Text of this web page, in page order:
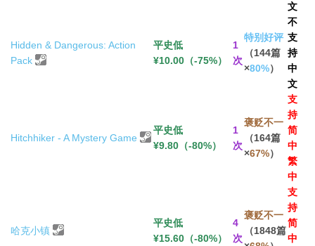
文
Hidden & Dangerous: Action
Pack
平史低
¥10.00（-75%）
1
次
特别好评
（144篇
×80%）
不
支
持
中
文
Hitchhiker - A Mystery Game
平史低
¥9.80（-80%）
1
次
褒贬不一
（164篇
×67%）
支
持
简
中
繁
中
哈克小镇
平史低
¥15.60（-80%）
4
次
褒贬不一
（1848篇
支
持
简
中